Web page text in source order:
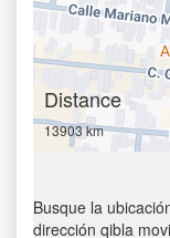
Distance
13903 km
Busque la
dirección qibla